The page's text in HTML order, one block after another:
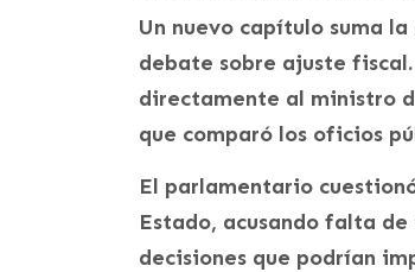
Un nuevo capítulo suma
debate sobre ajuste
directamente al ministro
que comparó los oficios
El parlamentario
Estado, acusando falta
decisiones que podrían